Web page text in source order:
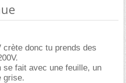
crète donc tu prends des
se fait avec une feuille, un
grise.